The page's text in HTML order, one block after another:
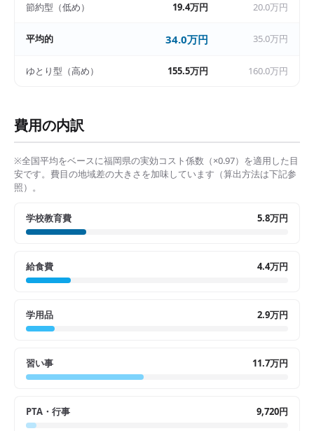
節約型（低め） 19.4万円 20.0万円
平均的 34.0万円 35.0万円
ゆとり型（高め） 155.5万円 160.0万円
費用の内訳
※全国平均をベースに福岡県の実効コスト係数（×0.97）を適用した目
安です。費目の地域差の大きさを加味しています（算出方法は下記参
照）。
学校教育費 5.8万円
給食費 4.4万円
学用品 2.9万円
習い事 11.7万円
PTA・行事 9,720円